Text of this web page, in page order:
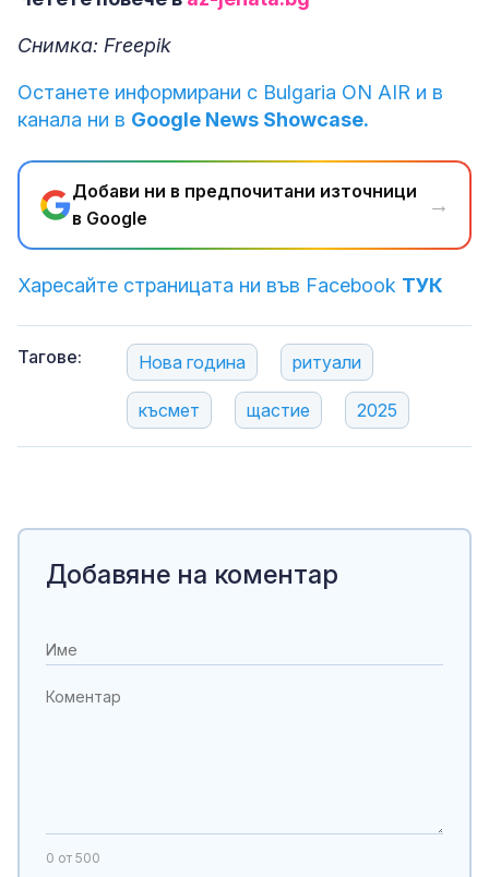
Снимка: Freepik
Останете информирани с Bulgaria ON AIR и в
канала ни в Google News Showcase.
Добави ни в предпочитани източници
в Google
→
Харесайте страницата ни във Facebook ТУК
Тагове: Нова година ритуали
късмет щастие 2025
Добавяне на коментар
0 от 500